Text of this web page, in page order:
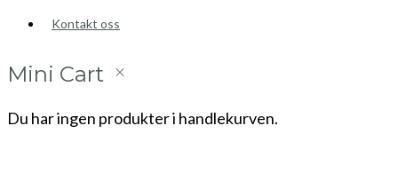
Kontakt oss
Mini Cart
Du har ingen produkter i handlekurven.